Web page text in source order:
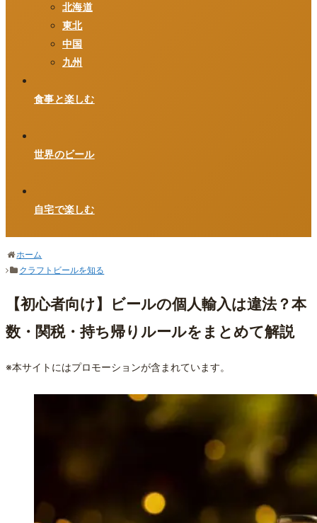
北海道
東北
中国
九州
食事と楽しむ
世界のビール
自宅で楽しむ
ホーム
クラフトビールを知る
【初心者向け】ビールの個人輸入は違法？本
数・関税・持ち帰りルールをまとめて解説
※本サイトにはプロモーションが含まれています。